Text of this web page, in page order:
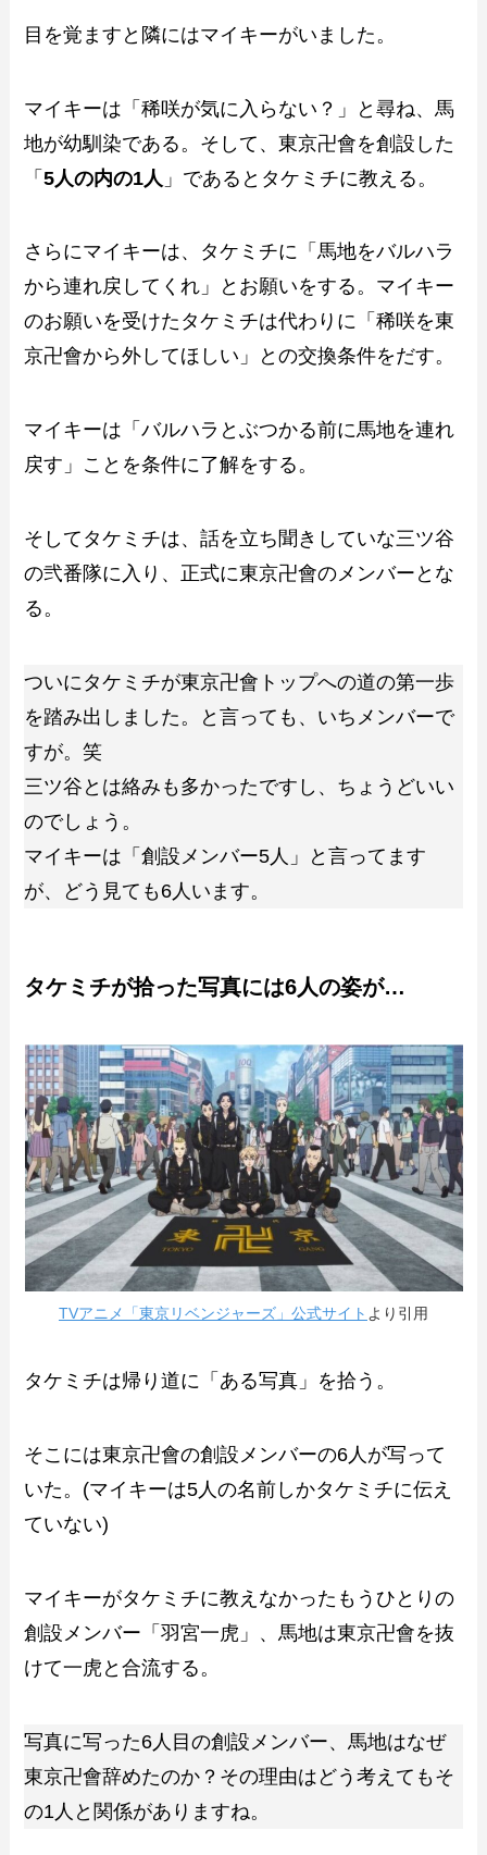
目を覚ますと隣にはマイキーがいました。
マイキーは「稀咲が気に入らない？」と尋ね、馬
地が幼馴染である。そして、東京卍會を創設した
「5人の内の1人 」であるとタケミチに教える。
さらにマイキーは、タケミチに「馬地をバルハラ
から連れ戻してくれ」とお願いをする。マイキー
のお願いを受けたタケミチは代わりに「稀咲を東
京卍會から外してほしい」との交換条件をだす。
マイキーは「バルハラとぶつかる前に馬地を連れ
戻す」ことを条件に了解をする。
そしてタケミチは、話を立ち聞きしていな三ツ谷
の弐番隊に入り、正式に東京卍會のメンバーとな
る。
ついにタケミチが東京卍會トップへの道の第一歩
を踏み出しました。と言っても、いちメンバーで
すが。笑
三ツ谷とは絡みも多かったですし、ちょうどいい
のでしょう。
マイキーは「創設メンバー5人」と言ってます
が、どう見ても6人います。
タケミチが拾った写真には6人の姿が…
TVアニメ「東京リベンジャーズ」公式サイト より引用
タケミチは帰り道に「ある写真」を拾う。
そこには東京卍會の創設メンバーの6人が写って
いた。(マイキーは5人の名前しかタケミチに伝え
ていない)
マイキーがタケミチに教えなかったもうひとりの
創設メンバー「羽宮一虎」、馬地は東京卍會を抜
けて一虎と合流する。
写真に写った6人目の創設メンバー、馬地はなぜ
東京卍會辞めたのか？その理由はどう考えてもそ
の1人と関係がありますね。